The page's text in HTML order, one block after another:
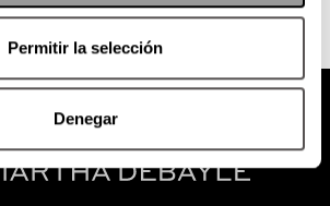
Permitir la selección
Denegar